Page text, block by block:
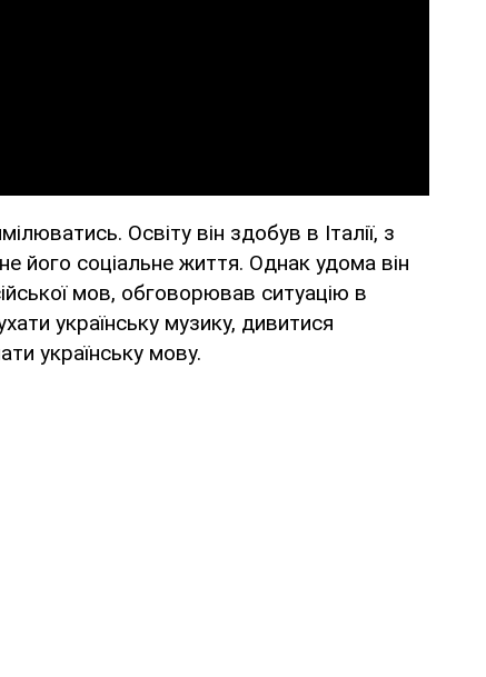
Освіту він здобув в Італії, з
його соціальне життя. Однак удома він
мов, обговорював ситуацію в
українську музику, дивитися
українську мову.